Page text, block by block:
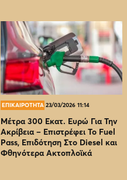
ΕΠΙΚΑΙΡΟΤΗΤΑ 23/03/2026 11:14
Μέτρα 300 Εκατ. Ευρώ Για Την
Ακρίβεια – Επιστρέφει Το Fuel
Pass, Επιδότηση Στο Diesel και
Φθηνότερα Ακτοπλοϊκά